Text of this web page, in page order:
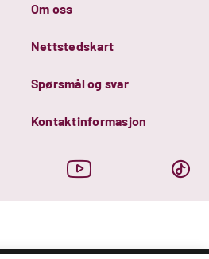
Om oss
Nettstedskart
Spørsmål og svar
Kontaktinformasjon